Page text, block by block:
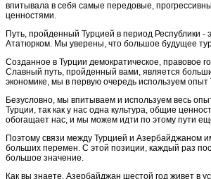
впитывала в себя самые передовые,
ценностями.
Путь, пройденный Турцией в период Республики
Ататюрком. Мы уверены, что большое будущее
Созданное в Турции демократическое, правовое
Славный путь, пройденный вами, является
экономике, мы в первую очередь используем опыт
Безусловно, мы впитываем и используем весь
Турции, так как у нас одна культура, общие
обогащает нас, и мы можем идти по этому пути
Поэтому связи между Турцией и Азербайджаном
больших перемен. С этой позиции, каждый раз
большое значение.
Как вы знаете, Азербайджан шестой год живет в